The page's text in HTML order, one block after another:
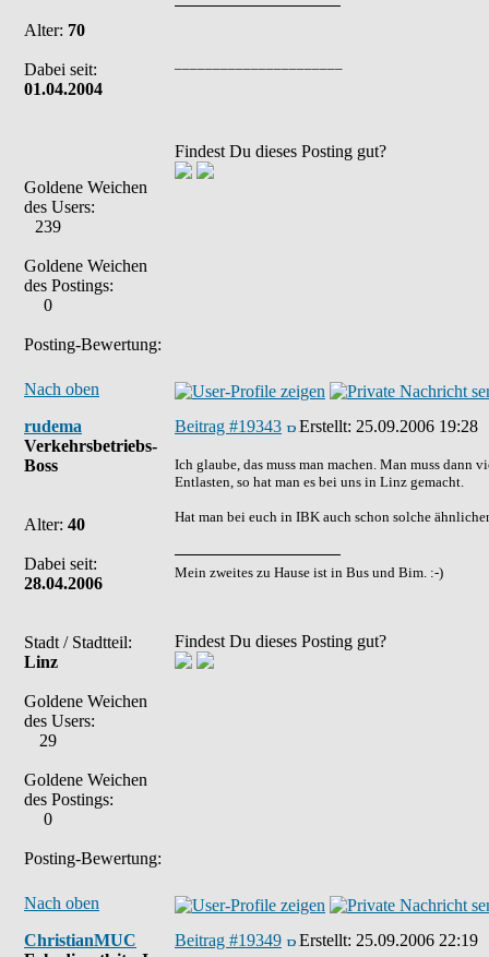
Alter: 70
Dabei seit:
01.04.2004
Goldene Weichen
des Users:
239
Goldene Weichen
des Postings:
0
Posting-Bewertung:
Findest Du dieses Posting gut?
Nach oben
rudema
Verkehrsbetriebs-
Boss
Alter: 40
Dabei seit:
28.04.2006
Stadt / Stadtteil:
Linz
Goldene Weichen
des Users:
29
Goldene Weichen
des Postings:
0
Posting-Bewertung:
Beitrag #19343 Erstellt: 25.09.2006 19:28
Ich glaube, das muss man machen. Man muss
Entlasten, so hat man es bei uns in Linz gemacht.
Hat man bei euch in IBK auch schon solche
Mein zweites zu Hause ist in Bus und Bim. :-)
Findest Du dieses Posting gut?
Nach oben
ChristianMUC
Beitrag #19349 Erstellt: 25.09.2006 22:19